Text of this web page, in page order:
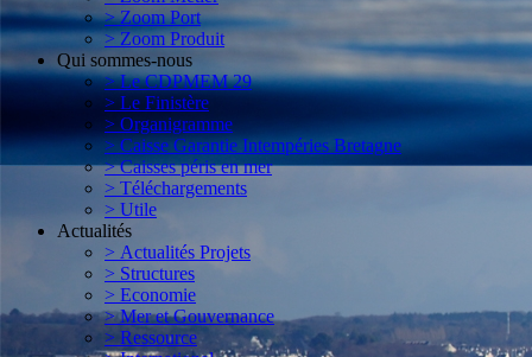
> Zoom Port
> Zoom Produit
Qui sommes-nous
> Le CDPMEM 29
> Le Finistère
> Organigramme
> Caisse Garantie Intempéries Bretagne
> Caisses péris en mer
> Téléchargements
> Utile
Actualités
> Actualités Projets
> Structures
> Economie
> Mer et Gouvernance
> Ressource